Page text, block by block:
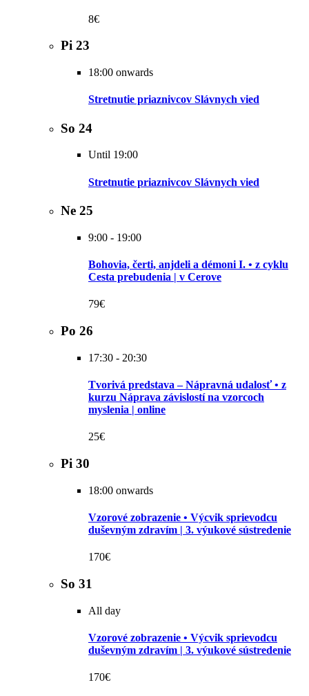
8€
Pi 23
18:00 onwards
Stretnutie priaznivcov Slávnych vied
So 24
Until 19:00
Stretnutie priaznivcov Slávnych vied
Ne 25
9:00 - 19:00
Bohovia, čerti, anjdeli a démoni I. • z cyklu
Cesta prebudenia | v Cerove
79€
Po 26
17:30 - 20:30
Tvorivá predstava – Nápravná udalosť • z
kurzu Náprava závislostí na vzorcoch
myslenia | online
25€
Pi 30
18:00 onwards
Vzorové zobrazenie • Výcvik sprievodcu
duševným zdravím | 3. výukové sústredenie
170€
So 31
All day
Vzorové zobrazenie • Výcvik sprievodcu
duševným zdravím | 3. výukové sústredenie
170€